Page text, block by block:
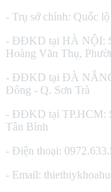
- Trụ sở chính: Quốc
- ĐĐKD tại HÀ NỘI:
Hoàng Văn Thụ,
- ĐĐKD tại ĐÀ
Đông - Q. Sơn Trà
- ĐĐKD tại TP.HCM:
Tân Bình
- Điện thoại:
- Email: